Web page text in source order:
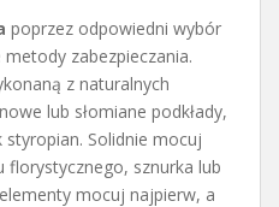
poprzez odpowiedni wybór
zabezpieczania.
z naturalnych
lub słomiane podkłady,
Solidnie mocuj
sznurka lub
mocuj najpierw, a